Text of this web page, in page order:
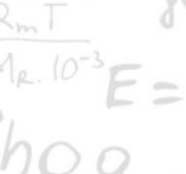
της Ελληνικής
Παραβρέθηκαν και
Πρόεδρος της
κ. Αντώνη